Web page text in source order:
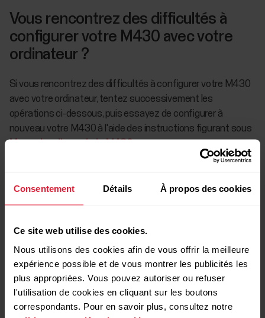
Consentement Détails À propos des cookies
Ce site web utilise des cookies.
Nous utilisons des cookies afin de vous offrir la meilleure
expérience possible et de vous montrer les publicités les
plus appropriées. Vous pouvez autoriser ou refuser
l'utilisation de cookies en cliquant sur les boutons
correspondants. Pour en savoir plus, consultez notre
Vous rencontrez des difficultés à
configurer votre M430 avec votre
ordinateur ?
Si vous rencontrez des difficultés à configurer votre M430
avec votre ordinateur, tentez successivement les
opérations ci-dessous, puis essayez de configurer à
nouveau votre M430 à l'aide des instructions figurant sous
Vérifier que la surface de chargement de la M430
est sèche et propre
Placer la M430 en vue horaire
Vérifier que le câble USB fonctionne